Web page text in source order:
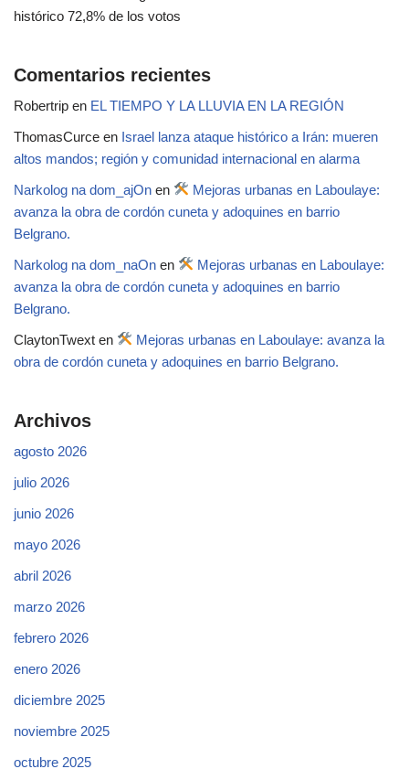
histórico 72,8% de los votos
Comentarios recientes
Robertrip en EL TIEMPO Y LA LLUVIA EN LA REGIÓN
ThomasCurce en Israel lanza ataque histórico a Irán: mueren
altos mandos; región y comunidad internacional en alarma
Narkolog na dom_ajOn en
Mejoras urbanas en Laboulaye:
avanza la obra de cordón cuneta y adoquines en barrio
Belgrano.
Narkolog na dom_naOn en
Mejoras urbanas en Laboulaye:
avanza la obra de cordón cuneta y adoquines en barrio
Belgrano.
ClaytonTwext en
Mejoras urbanas en Laboulaye: avanza la
obra de cordón cuneta y adoquines en barrio Belgrano.
Archivos
agosto 2026
julio 2026
junio 2026
mayo 2026
abril 2026
marzo 2026
febrero 2026
enero 2026
diciembre 2025
noviembre 2025
octubre 2025